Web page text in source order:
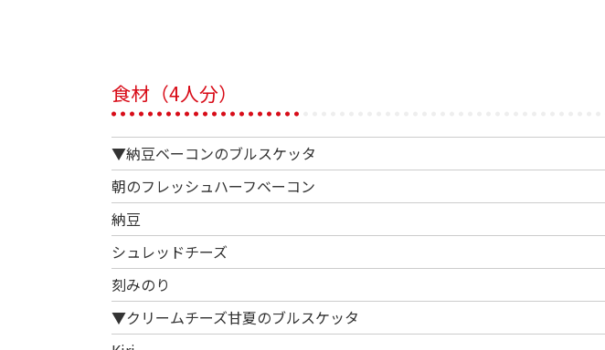
食材（4人分）
▼納豆ベーコンのブルスケッタ
朝のフレッシュハーフベーコン
納豆
シュレッドチーズ
刻みのり
▼クリームチーズ甘夏のブルスケッタ